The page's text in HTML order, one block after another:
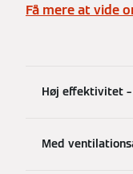
Få mere at vide
Høj effektivitet
Med